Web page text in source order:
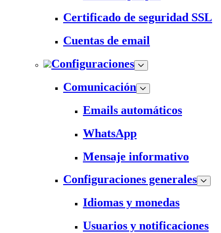
Certificado de seguridad SSL
Cuentas de email
Configuraciones
Comunicación
Emails automáticos
WhatsApp
Mensaje informativo
Configuraciones generales
Idiomas y monedas
Usuarios y notificaciones